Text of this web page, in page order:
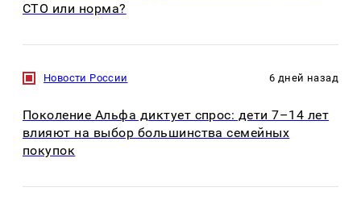
СТО или норма?
Новости России 6 дней назад
Поколение Альфа диктует спрос: дети 7–14 лет
влияют на выбор большинства семейных
покупок